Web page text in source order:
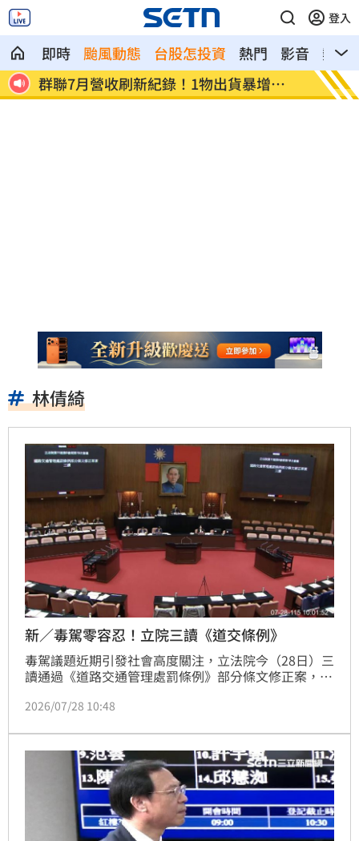
登入
即時 颱風動態 台股怎投資 熱門 影音
熱搜
遭小38歲前任討2400萬 75歲影后強硬反
擊
肥大
倍
林倩綺
新／毒駕零容忍！立院三讀《道交條例》
毒駕議題近期引發社會高度關注，立法院今（28日）三
讀通過《道路交通管理處罰條例》部分條文修正案，增
所有都將沒入；毒駕致人重傷或死亡者，終身不得考
2026/07/28 10:48